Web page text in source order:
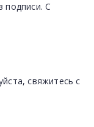
подписи. С
свяжитесь с